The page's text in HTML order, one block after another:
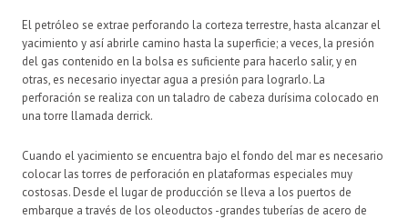
El petróleo se extrae perforando la corteza terrestre, hasta alcanzar el
yacimiento y así abrirle camino hasta la superficie; a veces, la presión
del gas contenido en la bolsa es suficiente para hacerlo salir, y en
otras, es necesario inyectar agua a presión para lograrlo. La
perforación se realiza con un taladro de cabeza durísima colocado en
una torre llamada derrick.
Cuando el yacimiento se encuentra bajo el fondo del mar es necesario
colocar las torres de perforación en plataformas especiales muy
costosas. Desde el lugar de producción se lleva a los puertos de
embarque a través de los oleoductos -grandes tuberías de acero de